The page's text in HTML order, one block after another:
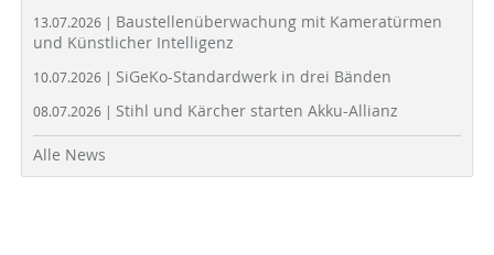
13.07.2026 | Baustellenüberwachung mit Kameratürmen
und Künstlicher Intelligenz
10.07.2026 | SiGeKo-Standardwerk in drei Bänden
08.07.2026 | Stihl und Kärcher starten Akku-Allianz
Alle News